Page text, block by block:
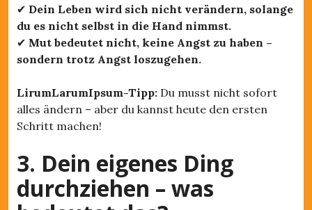
✔ Dein Leben wird sich nicht verändern, solange
du es nicht selbst in die Hand nimmst.
✔ Mut bedeutet nicht, keine Angst zu haben –
sondern trotz Angst loszugehen.
LirumLarumIpsum-Tipp: Du musst nicht sofort
alles ändern – aber du kannst heute den ersten
Schritt machen!
3. Dein eigenes Ding
durchziehen – was